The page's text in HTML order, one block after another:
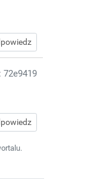
72e9419